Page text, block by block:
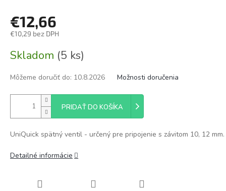
€12,66
€10,29 bez DPH
cena:
Skladom (5 ks)
Môžeme doručiť do: 10.8.2026 Možnosti doručenia
PRIDAŤ DO KOŠÍKA
UniQuick spätný ventil - určený pre pripojenie s závitom 10, 12 mm.
Detailné informácie